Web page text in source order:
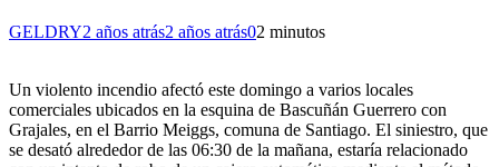
GELDRY2 años atrás2 años atrás02 minutos
Un violento incendio afectó este domingo a varios locales
comerciales ubicados en la esquina de Bascuñán Guerrero con
Grajales, en el Barrio Meiggs, comuna de Santiago. El siniestro, que
se desató alrededor de las 06:30 de la mañana, estaría relacionado